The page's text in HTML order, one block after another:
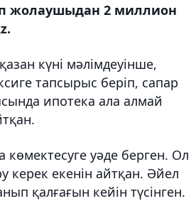
жолаушыдан 2 миллион
күні мәлімдеуінше,
тапсырыс беріп, сапар
ипотека ала алмай
көмектесуге уәде берген. Ол
керек екенін айтқан. Әйел
қалғағын кейін түсінген.